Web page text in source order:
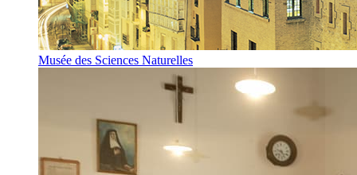
Musée des Sciences Naturelles